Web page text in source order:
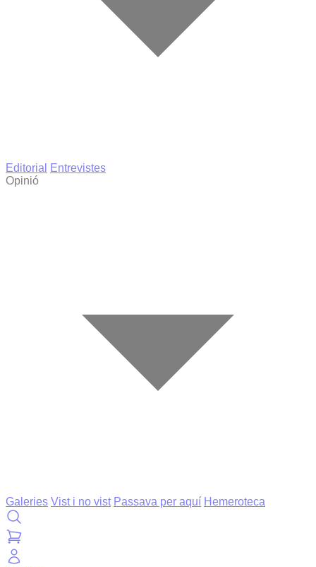
Editorial
Entrevistes
Opinió
Galeries Vist i no vist Passava per aquí Hemeroteca